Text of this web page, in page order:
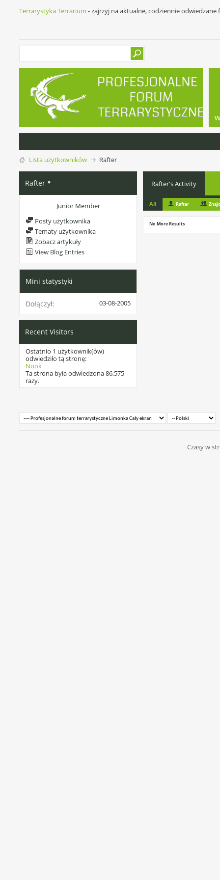
Terrarystyka Terrarium - zajrzyj na aktualne, codziennie
Lista użytkowników Rafter
Rafter
Junior Member
Posty użytkownika
Tematy użytkownika
Zobacz artykuły
View Blog Entries
Mini statystyki
Dołączył 03-08-2005
Recent Visitors
Ostatnio 1 użytkownik(ów)
odwiedziło tą stronę:
Nook
Ta strona była odwiedzona86,575
razy.
Rafter's Activity
All Rafter
No More Results
Czasy w